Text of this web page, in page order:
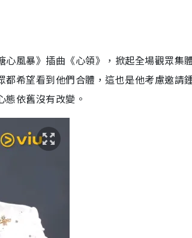
風暴》插曲《心領》，掀起全場觀眾集
希望看到他們合體，這也是他考慮邀請
依舊沒有改變。